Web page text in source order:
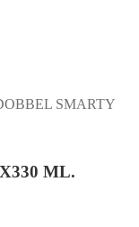
SMARTY
ML.